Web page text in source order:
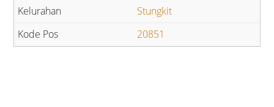
Stungkit
20851